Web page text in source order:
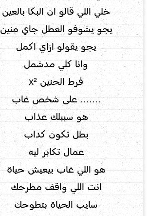
خلي اللي قالو ان البكا بالعين
يجو يشوفو العطل جاي منين
يجو يقولو ازاي اكمل
وانا كلي مدشمل
فرط الحنين x²
....... على شخص غاب
هو سببلك عذاب
بطل تكون كداب
عمال تكابر ليه
هو اللي غاب بيعيش حياة
انت اللي واقف مطرحك
سايب الحياة بتطوحك